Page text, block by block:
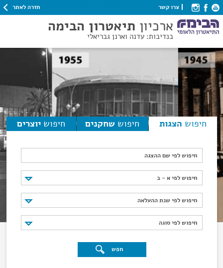
צרו קשר חזרה לאתר
ארכיון תיאטרון הבימה
בנדיבות: עדנה וארנן גבריאלי
חיפוש הצגות חיפוש שחקנים חיפוש יוצרים
חיפוש לפי שם ההצגה
חיפוש לפי א - ב
חיפוש לפי א - ב
חיפוש לפי שנת ההעלאה
חיפוש לפי שנת ההעלאה
חיפוש לפי סוגה
חיפוש לפי סוגה
חפש